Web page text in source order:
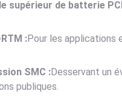
supérieur de batterie
:Pour les applications
SMC :Desservant un
publiques.